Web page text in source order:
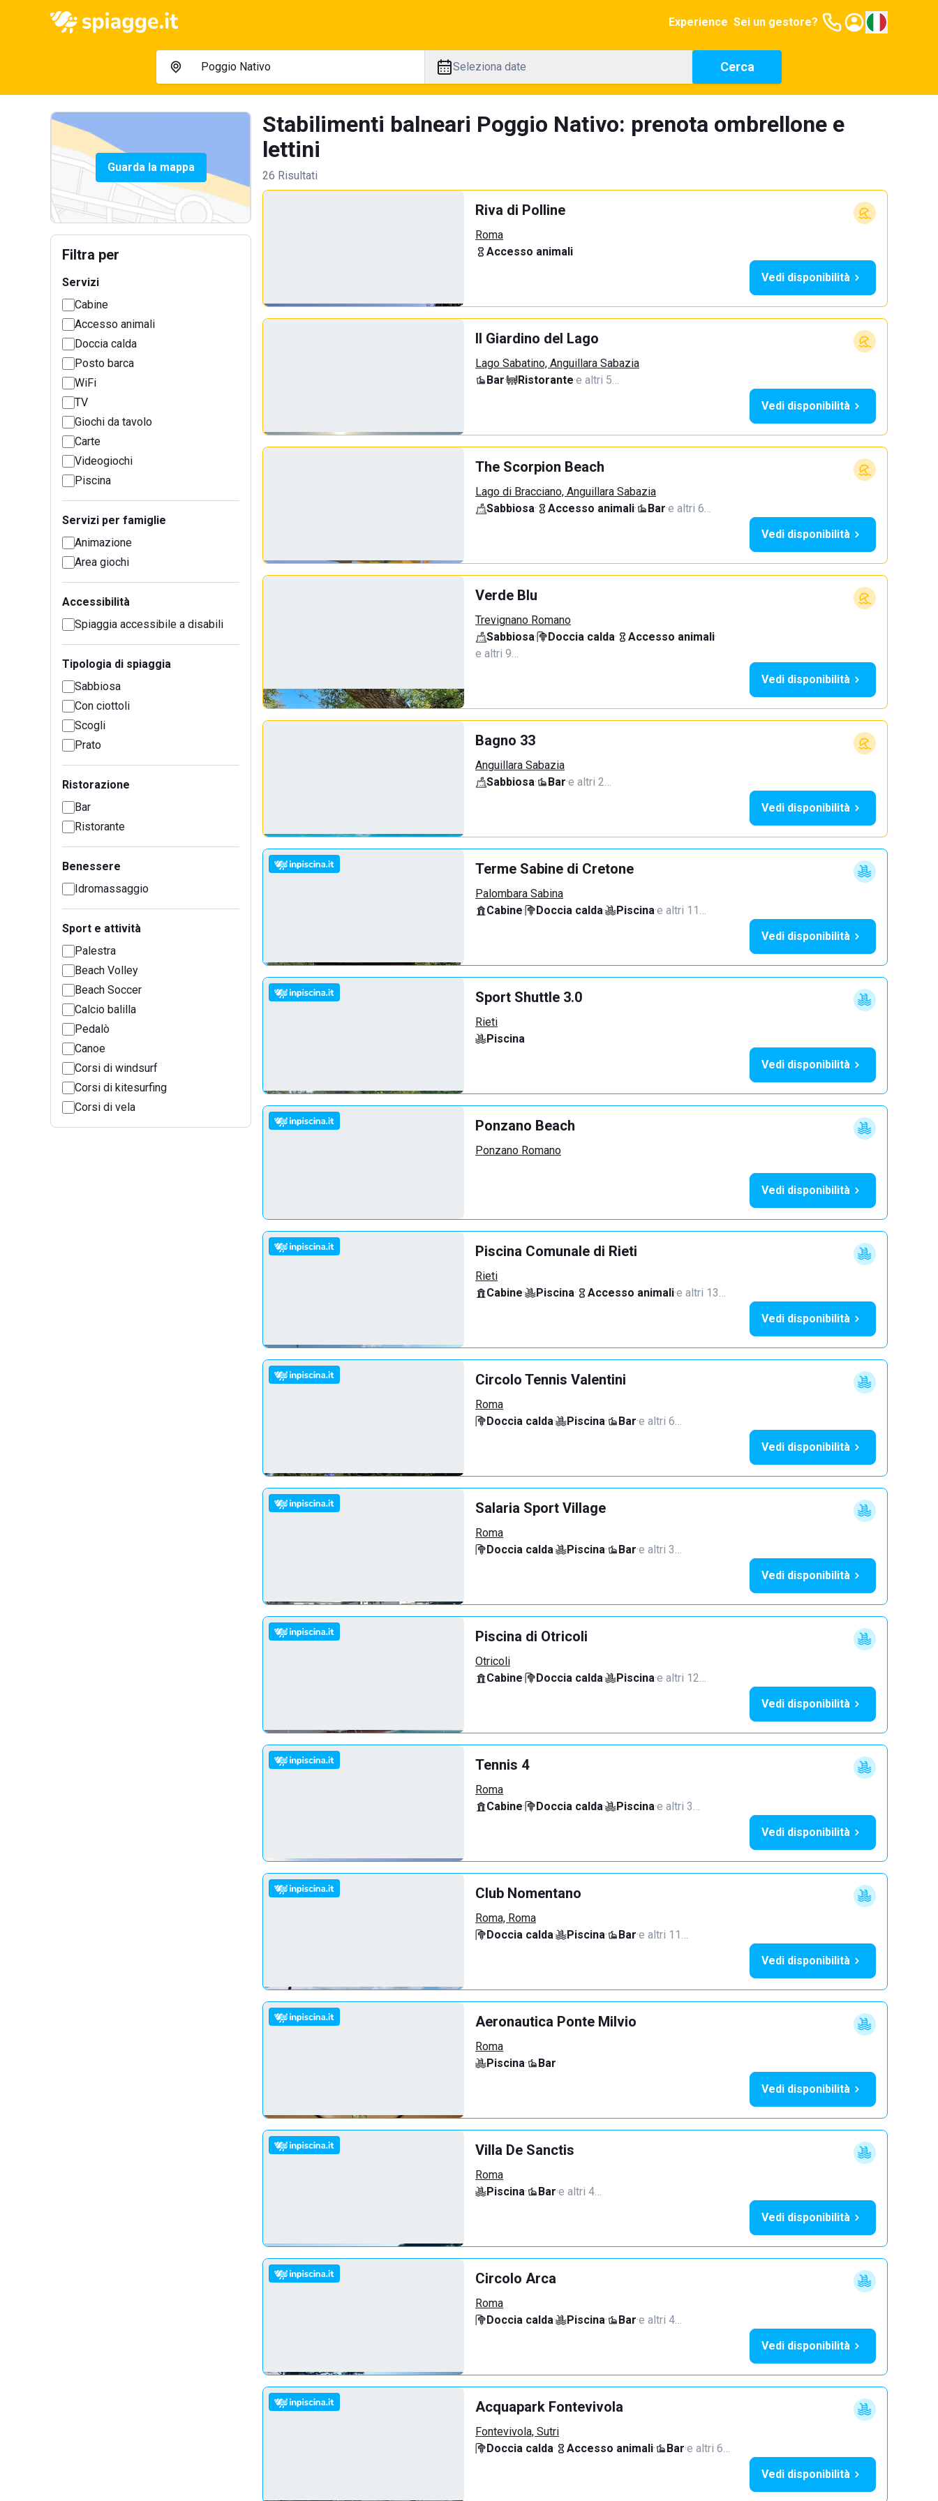
Experience Sei un gestore?
Seleziona date Cerca
Guarda la mappa
Filtra per
Servizi
Cabine
Accesso animali
Doccia calda
Posto barca
WiFi
TV
Giochi da tavolo
Carte
Videogiochi
Piscina
Servizi per famiglie
Animazione
Area giochi
Accessibilità
Spiaggia accessibile a disabili
Tipologia di spiaggia
Sabbiosa
Con ciottoli
Scogli
Prato
Ristorazione
Bar
Ristorante
Benessere
Idromassaggio
Sport e attività
Palestra
Beach Volley
Beach Soccer
Calcio balilla
Pedalò
Canoe
Corsi di windsurf
Corsi di kitesurfing
Corsi di vela
Stabilimenti balneari Poggio Nativo: prenota ombrellone e
lettini
26 Risultati
Riva di Polline
Roma
Accesso animali
Vedi disponibilità
Il Giardino del Lago
Lago Sabatino, Anguillara Sabazia
Bar· Ristorante·e altri 5…
Vedi disponibilità
The Scorpion Beach
Lago di Bracciano, Anguillara Sabazia
Sabbiosa· Accesso animali· Bar·e altri 6…
Vedi disponibilità
Verde Blu
Trevignano Romano
Sabbiosa· Doccia calda· Accesso animali·
e altri 9…
Vedi disponibilità
Bagno 33
Anguillara Sabazia
Sabbiosa· Bar·e altri 2…
Vedi disponibilità
Terme Sabine di Cretone
Palombara Sabina
Cabine· Doccia calda· Piscina·e altri 11…
Vedi disponibilità
Sport Shuttle 3.0
Rieti
Piscina
Vedi disponibilità
Ponzano Beach
Ponzano Romano
Vedi disponibilità
Piscina Comunale di Rieti
Rieti
Cabine· Piscina· Accesso animali·e altri 13…
Vedi disponibilità
Circolo Tennis Valentini
Roma
Doccia calda· Piscina· Bar·e altri 6…
Vedi disponibilità
Salaria Sport Village
Roma
Doccia calda· Piscina· Bar·e altri 3…
Vedi disponibilità
Piscina di Otricoli
Otricoli
Cabine· Doccia calda· Piscina·e altri 12…
Vedi disponibilità
Tennis 4
Roma
Cabine· Doccia calda· Piscina·e altri 3…
Vedi disponibilità
Club Nomentano
Roma, Roma
Doccia calda· Piscina· Bar·e altri 11…
Vedi disponibilità
Aeronautica Ponte Milvio
Roma
Piscina·
Bar
Vedi disponibilità
Villa De Sanctis
Roma
Piscina· Bar·e altri 4…
Vedi disponibilità
Circolo Arca
Roma
Doccia calda· Piscina· Bar·e altri 4…
Vedi disponibilità
Acquapark Fontevivola
Fontevivola, Sutri
Doccia calda· Accesso animali· Bar·e altri 6…
Vedi disponibilità